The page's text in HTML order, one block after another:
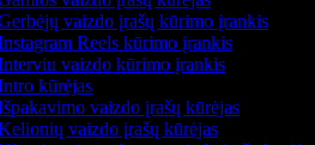
vaizdo įrašų kūrimo įrankis
Reels kūrimo įrankis
vaizdo kūrimo įrankis
kūrėjas
vaizdo įrašų kūrėjas
vaizdo įrašų kūrėjas